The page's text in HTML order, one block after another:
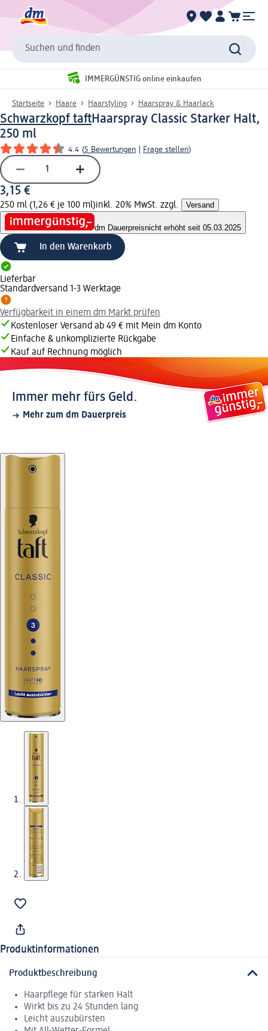
Suchen und finden
IMMERGÜNSTIG online einkaufen
Startseite Haare Haarstyling Haarspray & Haarlack
Schwarzkopf taftHaarspray Classic Starker Halt,
250 ml
4.4 (5 Bewertungen Frage stellen)
3,15 €
250 ml (1,26 € je 100 ml)inkl. 20% MwSt. zzgl. Versand
dm Dauerpreisnicht erhöht seit 05.03.2025
In den Warenkorb
Lieferbar
Standardversand 1-3 Werktage
Verfügbarkeit in einem dm Markt prüfen
Kostenloser Versand ab 49 € mit Mein dm Konto
Einfache & unkomplizierte Rückgabe
Kauf auf Rechnung möglich
Immer mehr fürs Geld.
Mehr zum dm Dauerpreis
Produktinformationen
Produktbeschreibung
Haarpflege für starken Halt
Wirkt bis zu 24 Stunden lang
Leicht auszubürsten